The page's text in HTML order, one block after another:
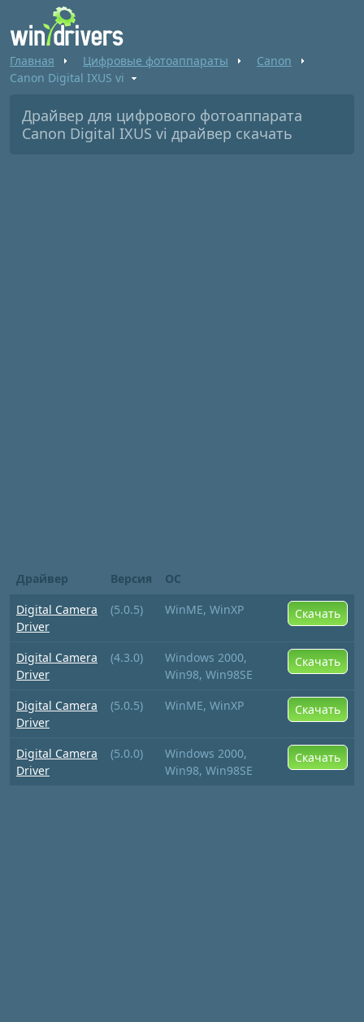
Главная Цифровые фотоаппараты
Canon
Canon Digital IXUS vі
Драйвер для цифрового фотоаппарата
Canon Digital IXUS vі драйвер скачать
Драйвер Версия
ОС
Digital Camera
Driver
(5.0.5) WinME, WinXP Скачать
Digital Camera
Driver
(4.3.0)
Windows 2000,
Win98, Win98SE
Скачать
Digital Camera
Driver
(5.0.5) WinME, WinXP Скачать
Digital Camera
Driver
(5.0.0)
Windows 2000,
Win98, Win98SE
Скачать